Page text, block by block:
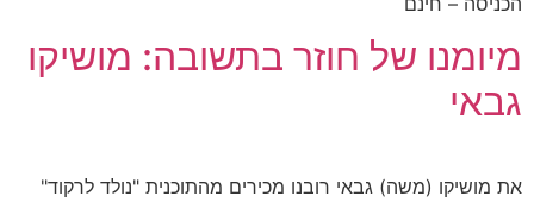
מיומנו של חוזר בתשובה: מושיקו
גבאי
את מושיקו (משה) גבאי רובנו מכירים מהתוכנית "נולד לרקוד"